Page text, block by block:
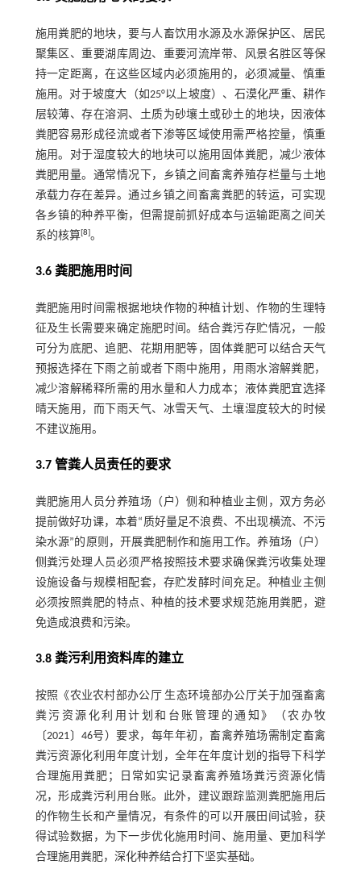
施用粪肥的地块，要与人畜饮用水源及水源保护区、居民
聚集区、重要湖库周边、重要河流岸带、风景名胜区等保
持一定距离，在这些区域内必须施用的，必须减量、慎重
施用。对于坡度大（如25°以上坡度）、石漠化严重、耕作
层较薄、存在溶洞、土质为砂壤土或砂土的地块，因液体
粪肥容易形成径流或者下渗等区域使用需严格控量，慎重
施用。对于湿度较大的地块可以施用固体粪肥，减少液体
粪肥用量。通常情况下，乡镇之间畜禽养殖存栏量与土地
承载力存在差异。通过乡镇之间畜禽粪肥的转运，可实现
各乡镇的种养平衡，但需提前抓好成本与运输距离之间关
系的核算[8]。
3.6 粪肥施用时间
粪肥施用时间需根据地块作物的种植计划、作物的生理特
征及生长需要来确定施肥时间。结合粪污存贮情况，一般
可分为底肥、追肥、花期用肥等，固体粪肥可以结合天气
预报选择在下雨之前或者下雨中施用，用雨水溶解粪肥，
减少溶解稀释所需的用水量和人力成本；液体粪肥宜选择
晴天施用，而下雨天气、冰雪天气、土壤湿度较大的时候
不建议施用。
3.7 管粪人员责任的要求
粪肥施用人员分养殖场（户）侧和种植业主侧，双方务必
提前做好功课，本着“质好量足不浪费、不出现横流、不污
染水源”的原则，开展粪肥制作和施用工作。养殖场（户）
侧粪污处理人员必须严格按照技术要求确保粪污收集处理
设施设备与规模相配套，存贮发酵时间充足。种植业主侧
必须按照粪肥的特点、种植的技术要求规范施用粪肥，避
免造成浪费和污染。
3.8 粪污利用资料库的建立
按照《农业农村部办公厅 生态环境部办公厅关于加强畜禽
粪污资源化利用计划和台账管理的通知》（农办牧
〔2021〕46号）要求，每年年初，畜禽养殖场需制定畜禽
粪污资源化利用年度计划，全年在年度计划的指导下科学
合理施用粪肥；日常如实记录畜禽养殖场粪污资源化情
况，形成粪污利用台账。此外，建议跟踪监测粪肥施用后
的作物生长和产量情况，有条件的可以开展田间试验，获
得试验数据，为下一步优化施用时间、施用量、更加科学
合理施用粪肥，深化种养结合打下坚实基础。